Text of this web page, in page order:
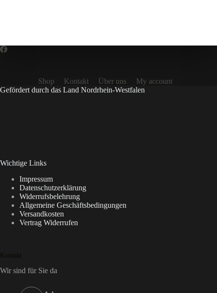
Shop Kontakt Über uns
My account
Gefördert durch das Land Nordrhein-Westfalen
Wichtige Links
Impressum
Datenschutzerklärung
Widerrufsbelehrung
Allgemeine Geschäftsbedingungen
Versandkosten
Vertrag Widerrufen
Kontakt
Wir sind für Sie da